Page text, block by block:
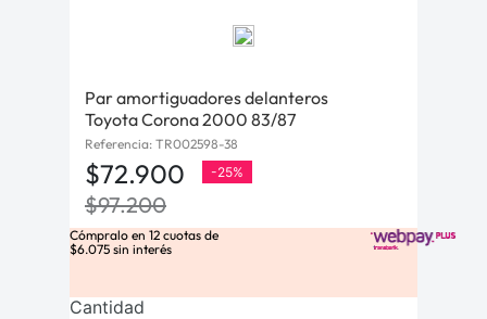
Par amortiguadores delanteros
Toyota Corona 2000 83/87
Referencia: TR002598-38
$72.900 -25%
$97.200
Cómpralo en 12 cuotas de
$6.075 sin interés
Cantidad